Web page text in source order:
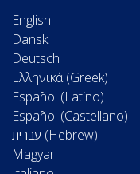
English
Dansk
Deutsch
Ελληνικά (Greek)
Español (Latino)
Español (Castellano)
Magyar